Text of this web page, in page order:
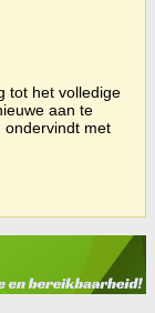
tot het volledige
aan te
ondervindt met